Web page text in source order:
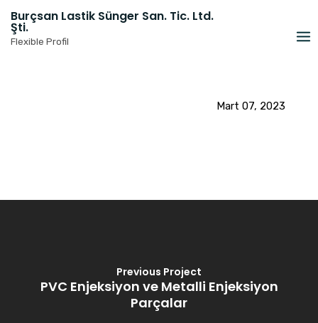
content
Burçsan Lastik Sünger San. Tic. Ltd.
Şti.
Flexible Profil
Mart 07, 2023
Previous Project
PVC Enjeksiyon ve Metalli Enjeksiyon
Parçalar